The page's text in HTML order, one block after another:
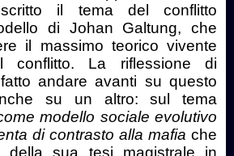
il tema del conflitto
di Johan Galtung, che
il massimo teorico vivente
conflitto. La riflessione di
andare avanti su questo
su un altro: sul tema
modello sociale evolutivo
di contrasto alla mafia che
sua tesi magistrale in